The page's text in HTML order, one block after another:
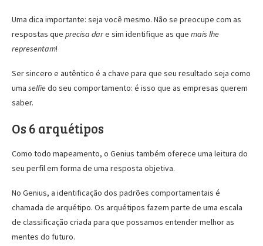
Uma dica importante: seja você mesmo. Não se preocupe com as
respostas que precisa dare sim identifique as que mais lhe
representam!
Ser sincero e autêntico é a chave para que seu resultado seja como
uma selfiedo seu comportamento: é isso que as empresas querem
saber.
Os 6 arquétipos
Como todo mapeamento, o Genius também oferece uma leitura do
seu perfil em forma de uma resposta objetiva.
No Genius, a identificação dos padrões comportamentais é
chamada de arquétipo. Os arquétipos fazem parte de uma escala
de classificação criada para que possamos entender melhor as
mentes do futuro.